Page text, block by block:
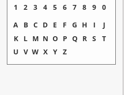
1
2 3 4 5 6 7 8 9
0
A
B C D E F G H I
J
K
L M N O P Q R S
T
U V W X Y Z